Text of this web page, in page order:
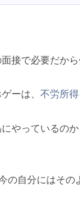
接で必要だから
ゲーは、 不労所得
やっているの
の自分にはそ